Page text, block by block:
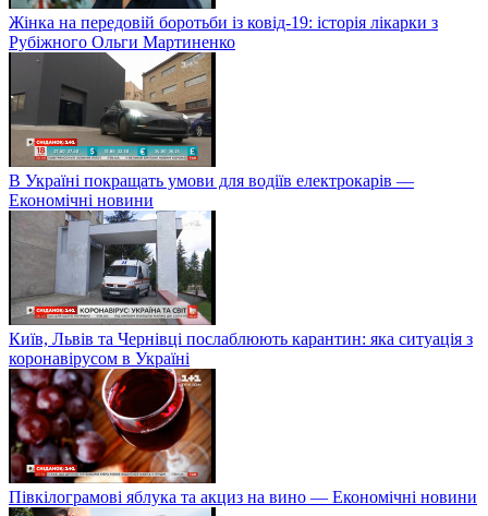
Жінка на передовій боротьби із ковід-19: історія лікарки з
Рубіжного Ольги Мартиненко
В Україні покращать умови для водіїв електрокарів —
Економічні новини
Київ, Львів та Чернівці послаблюють карантин: яка ситуація з
коронавірусом в Україні
Півкілограмові яблука та акциз на вино — Економічні новини